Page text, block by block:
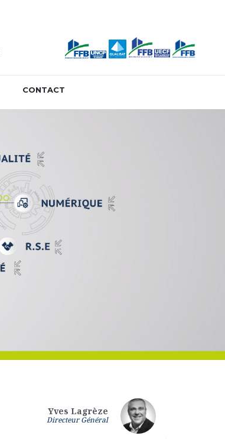
CONTACT
Yves Lagrèze
Directeur Général